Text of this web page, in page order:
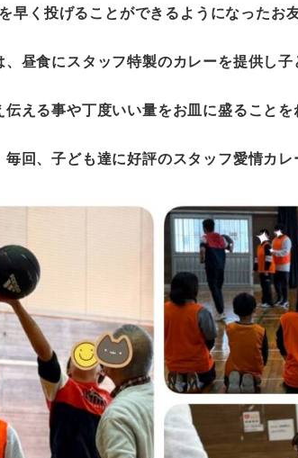
早く投げることができるようになったお
、昼食にスタッフ特製のカレーを提供し
伝える事や丁度いい量をお皿に盛ること
毎回、子ども達に好評のスタッフ愛情カ